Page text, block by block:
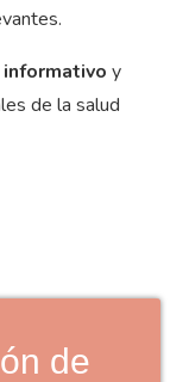
informativo y
de la salud
de